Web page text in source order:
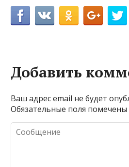
Добавить
Ваш адрес email не будет
Обязательные поля помечены